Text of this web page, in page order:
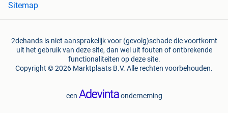
Sitemap
2dehands is niet aansprakelijk voor (gevolg)schade die voortkomt
uit het gebruik van deze site, dan wel uit fouten of ontbrekende
functionaliteiten op deze site.
Copyright © 2026 Marktplaats B.V. Alle rechten voorbehouden.
een onderneming